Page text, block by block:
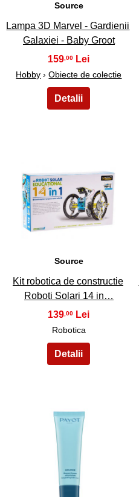
Source
Lampa 3D Marvel - Gardienii
Galaxiei - Baby Groot
159 ,00
Hobby ›Obiecte de colectie
47
Source
Kit robotica de constructie
Roboti Solari 14 in…
139 ,00
Robotica